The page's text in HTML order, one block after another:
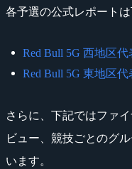
各予選の公式レポート
Red Bull 5G 西地区代
Red Bull 5G 東地区代
さらに、下記ではファ
ビュー、競技ごとのグ
います。